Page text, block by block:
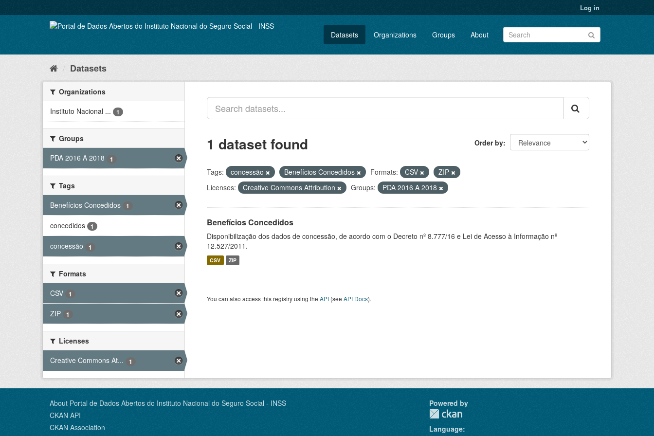
to
Log in
Datasets Organizations Groups About
Datasets
Organizations
Instituto Nacional ...
1
Groups
PDA 2016 A 2018
1
Tags
Benefícios Concedidos
1
concedidos 1
concessão 1
Formats
CSV
1
ZIP 1
Licenses
Creative Commons At...
1
Order by
1 dataset found
Tags: concessão Benefícios Concedidos Formats: CSV
ZIP
Licenses:
Creative Commons Attribution Groups: PDA 2016 A 2018
Benefícios Concedidos
Disponibilização dos dados de concessão, de acordo com o Decreto nº 8.777/16 e Lei de Acesso à Informação nº
12.527/2011.
CSV ZIP
You can also access this registry using the API (see API Docs).
About Portal de Dados Abertos do Instituto Nacional do Seguro Social - INSS
CKAN API
CKAN Association
Powered by
Language